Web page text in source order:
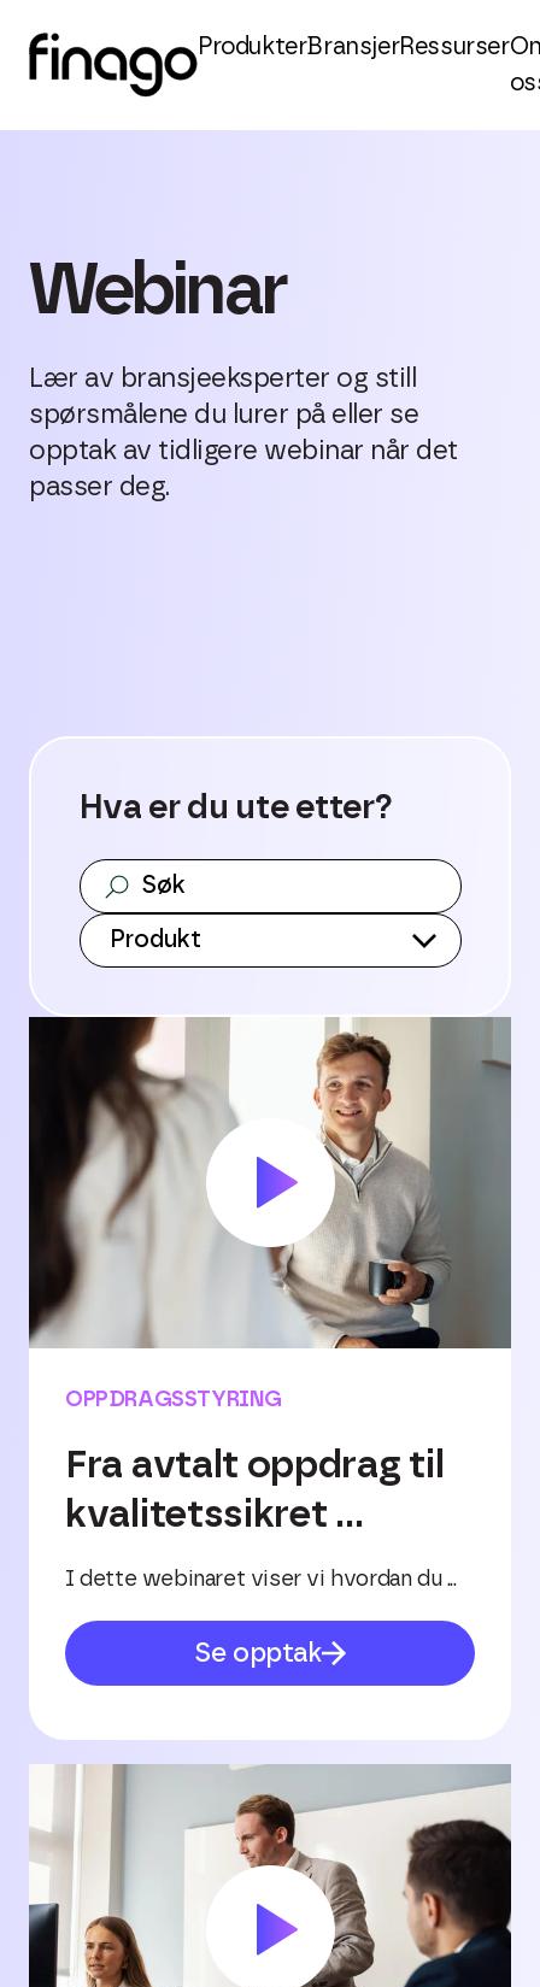
ProdukterBransjerRessurser
Webinar
Lær av bransjeeksperter og still
spørsmålene du lurer på eller se
opptak av tidligere webinar når det
passer deg.
Hva er du ute etter?
OPPDRAGSSTYRING
Fra avtalt oppdrag til
kvalitetssikret ...
I dette webinaret viser vi hvordan du ...
Se opptak